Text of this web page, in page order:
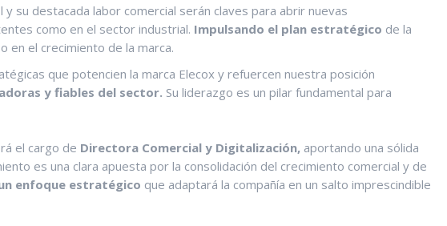
y su destacada labor comercial serán claves para abrir nuevas
como en el sector industrial. Impulsando el plan estratégico de la
en el crecimiento de la marca.
que potencien la marca Elecox y refuercen nuestra posición
y fiables del sector. Su liderazgo es un pilar fundamental para
el cargo de Directora Comercial y Digitalización, aportando una sólida
es una clara apuesta por la consolidación del crecimiento comercial y de
enfoque estratégico que adaptará la compañía en un salto imprescindible